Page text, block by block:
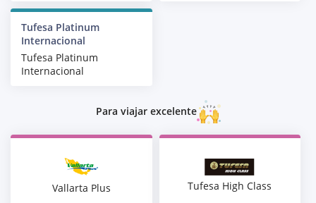
Tufesa Platinum
Internacional
Tufesa Platinum
Internacional
Para viajar excelente
Vallarta Plus Tufesa High Class